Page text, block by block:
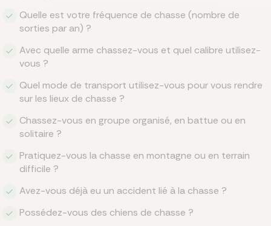
Quelle est votre fréquence de chasse (nombre de
sorties par an) ?
Avec quelle arme chassez-vous et quel calibre utilisez-
vous ?
Quel mode de transport utilisez-vous pour vous rendre
sur les lieux de chasse ?
Chassez-vous en groupe organisé, en battue ou en
solitaire ?
Pratiquez-vous la chasse en montagne ou en terrain
difficile ?
Avez-vous déjà eu un accident lié à la chasse ?
Possédez-vous des chiens de chasse ?